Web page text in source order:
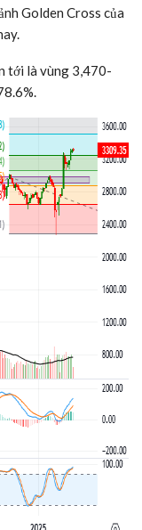
Golden Cross của
tới là vùng 3,470-